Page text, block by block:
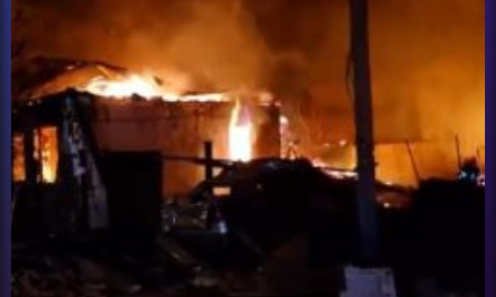
Software
Wellness
АвтоКлуб
Балкан